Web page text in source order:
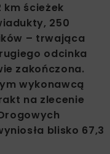
ścieżek
250
– trwająca
odcinka
zakończona.
wykonawcą
na zlecenie
blisko 67,3